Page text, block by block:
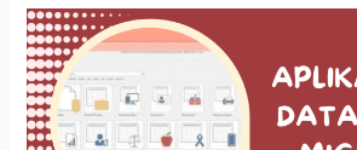
APLIKASI
ENTRY
DATA
DENGAN
MICROSOFT